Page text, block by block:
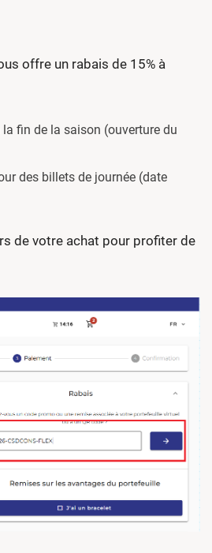
offre un rabais de 15% à
fin de la saison (ouverture du
des billets de journée (date
de votre achat pour profiter de